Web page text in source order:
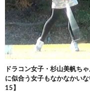
ドラコン女子・杉山美帆ち
に似合う女子もなかなかい
15】